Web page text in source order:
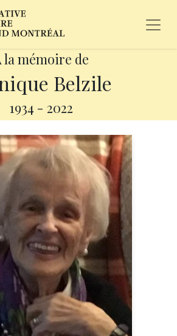
la mémoire de
Belzile
1934 - 2022